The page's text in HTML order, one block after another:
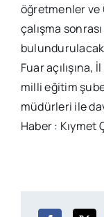
öğretmenler ve
çalışma
Fuar
milli eğitim
müdürleri ile
Haber : Kıymet